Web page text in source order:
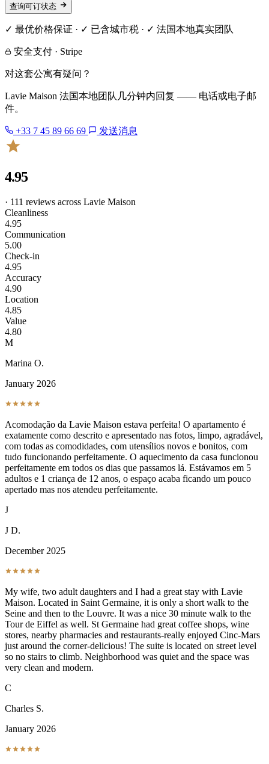
查询可订状态
✓ 最优价格保证 · ✓ 已含城市税 · ✓ 法国本地真实团队
安全支付 · Stripe
对这套公寓有疑问？
Lavie Maison 法国本地团队几分钟内回复 —— 电话或电子邮
件。
+33 7 45 89 66 69 发送消息
4.95
· 111 reviews across Lavie Maison
Cleanliness
4.95
Communication
5.00
Check-in
4.95
Accuracy
4.90
Location
4.85
Value
4.80
M
Marina O.
January 2026
Acomodação da Lavie Maison estava perfeita! O apartamento é
exatamente como descrito e apresentado nas fotos, limpo, agradável,
com todas as comodidades, com utensílios novos e bonitos, com
tudo funcionando perfeitamente. O aquecimento da casa funcionou
perfeitamente em todos os dias que passamos lá. Estávamos em 5
adultos e 1 criança de 12 anos, o espaço acaba ficando um pouco
apertado mas nos atendeu perfeitamente.
J
J D.
December 2025
My wife, two adult daughters and I had a great stay with Lavie
Maison. Located in Saint Germaine, it is only a short walk to the
Seine and then to the Louvre. It was a nice 30 minute walk to the
Tour de Eiffel as well. St Germaine had great coffee shops, wine
stores, nearby pharmacies and restaurants-really enjoyed Cinc-Mars
just around the corner-delicious! The suite is located on street level
so no stairs to climb. Neighborhood was quiet and the space was
very clean and modern.
C
Charles S.
January 2026